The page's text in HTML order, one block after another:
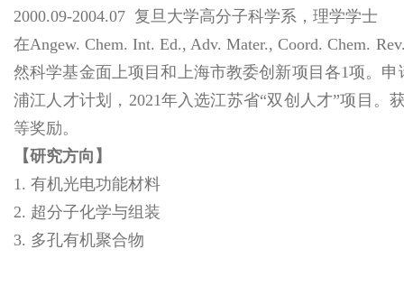
2000.09-2004.07 复旦大学高分子科学系，理学学士
在Angew. Chem. Int. Ed., Adv. Mater., Coord. Chem.
然科学基金面上项目和上海市教委创新项目各1项。
浦江人才计划，2021年入选江苏省“双创人才”项目。
等奖励。
【研究方向】
1. 有机光电功能材料
2. 超分子化学与组装
3. 多孔有机聚合物